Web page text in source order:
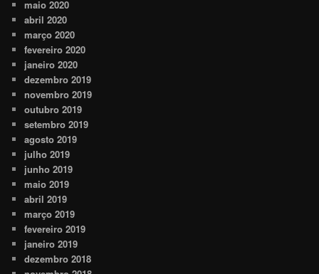
maio 2020
abril 2020
março 2020
fevereiro 2020
janeiro 2020
dezembro 2019
novembro 2019
outubro 2019
setembro 2019
agosto 2019
julho 2019
junho 2019
maio 2019
abril 2019
março 2019
fevereiro 2019
janeiro 2019
dezembro 2018